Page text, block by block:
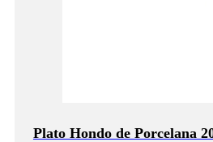
Plato Hondo de Porcelana